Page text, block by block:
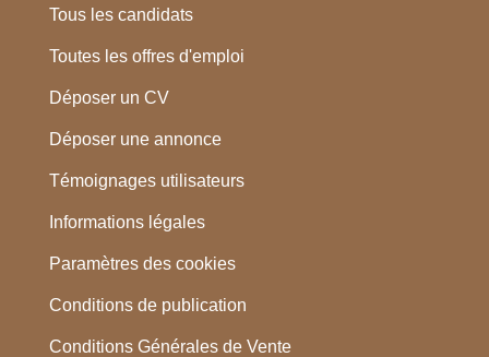
Tous les candidats
Toutes les offres d'emploi
Déposer un CV
Déposer une annonce
Témoignages utilisateurs
Informations légales
Paramètres des cookies
Conditions de publication
Conditions Générales de Vente